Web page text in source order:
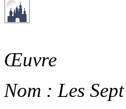
Œuvre
Nom : Les